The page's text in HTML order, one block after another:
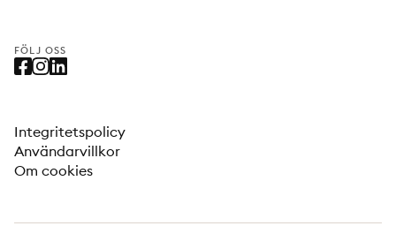
FÖLJ OSS
Integritetspolicy
Användarvillkor
Om cookies